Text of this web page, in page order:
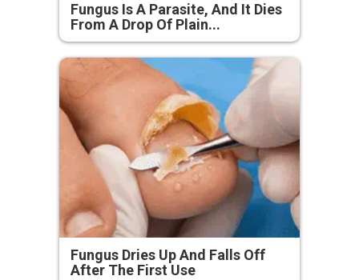
Fungus Is A Parasite, And It Dies
From A Drop Of Plain...
Fungus Dries Up And Falls Off
After The First Use